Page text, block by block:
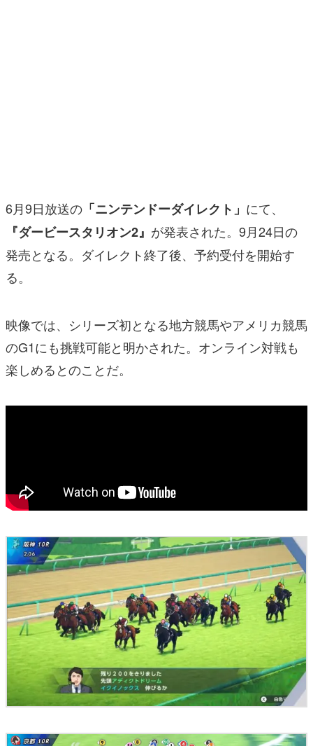
6月9日放送の 「ニンテンドーダイレクト」 にて、
『ダービースタリオン2』 が発表された。9月24日の
発売となる。ダイレクト終了後、予約受付を開始す
る。
映像では、シリーズ初となる地方競馬やアメリカ競馬
のG1にも挑戦可能と明かされた。オンライン対戦も
楽しめるとのことだ。